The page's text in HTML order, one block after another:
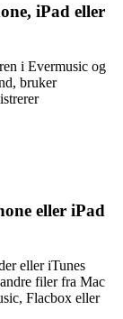
iPad eller
i Evermusic og
bruker
eller iPad
eller iTunes
filer fra Mac
Flacbox eller